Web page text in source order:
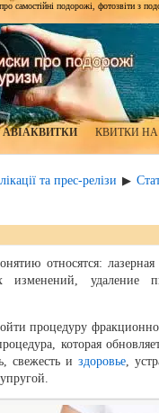
самостійні подорожі, фотозвіти з
АВІАКВИТКИ КВИТКИ
та прес-релізи ▶
относятся:
изменений,
процедуру
которая
свежесть и здоровье,